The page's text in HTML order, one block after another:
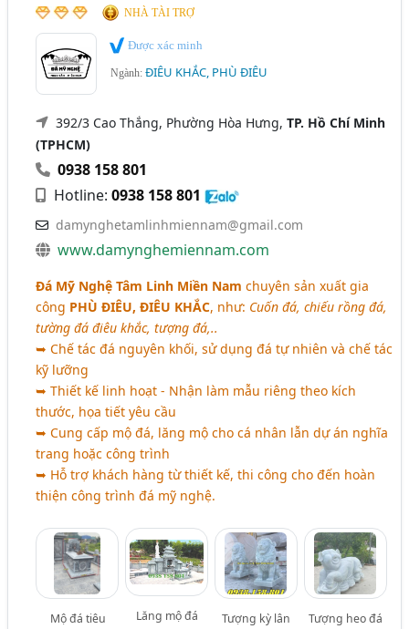
NHÀ TÀI TRỢ
Được xác minh
Ngành:ĐIÊU KHẮC, PHÙ ĐIÊU
392/3 Cao Thắng, Phường Hòa Hưng,TP. Hồ Chí Minh
(TPHCM)
0938 158 801
Hotline:0938 158 801
damynghetamlinhmiennam@gmail.com
www.damynghemiennam.com
Đá Mỹ Nghệ Tâm Linh Miền Nam chuyên sản xuất gia
công PHÙ ĐIÊU, ĐIÊU KHẮC, như: Cuốn đá, chiếu rồng đá,
tường đá điêu khắc, tượng đá,..
➥ Chế tác đá nguyên khối, sử dụng đá tự nhiên và chế tác
kỹ lưỡng
➥ Thiết kế linh hoạt - Nhận làm mẫu riêng theo kích
thước, họa tiết yêu cầu
➥ Cung cấp mộ đá, lăng mộ cho cá nhân lẫn dự án nghĩa
trang hoặc công trình
➥ Hỗ trợ khách hàng từ thiết kế, thi công cho đến hoàn
thiện công trình đá mỹ nghệ.
Mộ đá tiêu
Lăng mộ đá
Tượng kỳ lân
Tượng heo đá